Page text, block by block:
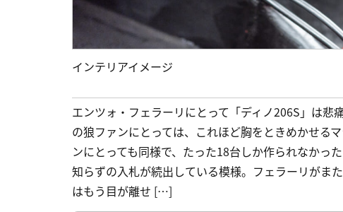
インテリアイメージ
エンツォ・フェラーリにとって「ディノ206S」は
の狼ファンにとっては、これほど胸をときめかせる
ンにとっても同様で、たった18台しか作られなかっ
知らずの入札が続出している模様。フェラーリがま
はもう目が離せ […]